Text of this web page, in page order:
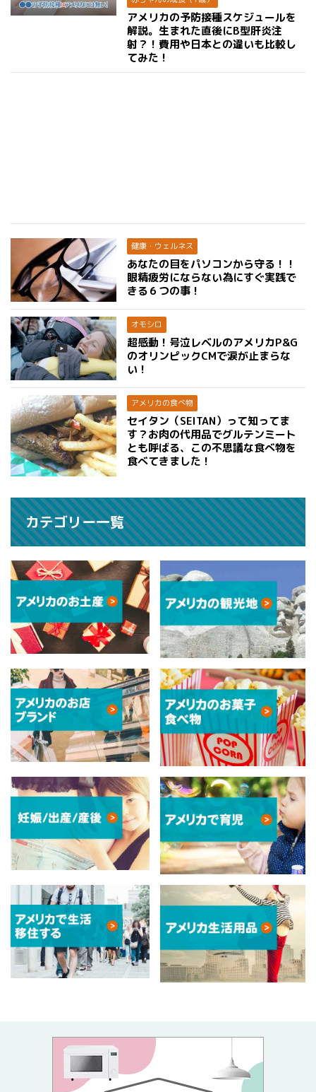
アメリカの予防接種スケジュールを
解説。生まれた直後にB型肝炎注
射？！費用や日本との違いも比較し
てみた！
健康・ウェルネス
あなたの目をパソコンから守る！！
眼精疲労にならない為にすぐ実践で
きる６つの事！
オモシロ
超感動！号泣レベルのアメリカP&G
のオリンピックCMで涙が止まらな
い！
アメリカの食べ物
セイタン（SEITAN）って知ってま
す？お肉の代用品でグルテンミート
とも呼ばる、この不思議な食べ物を
食べてきました！
カテゴリー一覧